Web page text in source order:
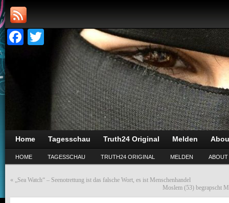
Facebook
Twitter
Home Tagesschau Truth24 Original Melden
HOME TAGESSCHAU TRUTH24 ORIGINAL MELDEN ABOUT
« „Sea Watch“ – Seenotrettung ist das falsche Wort, es ist Menschenhandel
Moslem (53) begrapscht